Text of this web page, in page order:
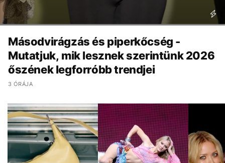
Másodvirágzás és piperkőcség -
Mutatjuk, mik lesznek szerintünk 2026
őszének legforróbb trendjei
3 ÓRÁJA